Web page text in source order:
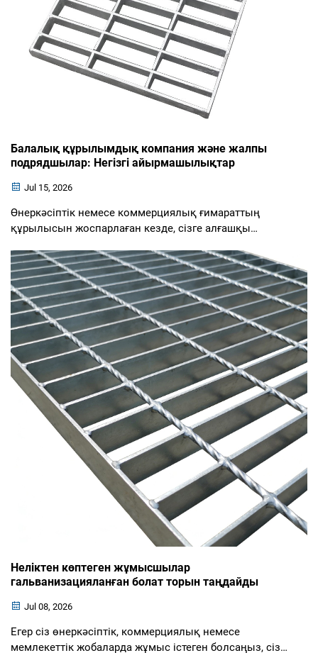
Балалық құрылымдық компания және жалпы
подрядшылар: Негізгі айырмашылықтар
Jul 15, 2026
Өнеркәсіптік немесе коммерциялық ғимараттың
құрылысын жоспарлаған кезде, сізге алғашқы
құрылымын қамтитын болат конструкциялар
компаниясын тарту немесе болат құрылымды жалпы
құрылыс көлемінің бір бөлігі ретінде орындайтын
жалпы подрядшыны істету болады. Бұл екі нұсқа ...
Неліктен көптеген жұмысшылар
гальванизацияланған болат торын таңдайды
Jul 08, 2026
Егер сіз өнеркәсіптік, коммерциялық немесе
мемлекеттік жобаларда жұмыс істеген болсаңыз, сіз